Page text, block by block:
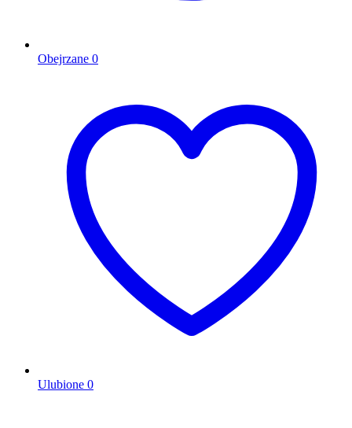
Obejrzane 0
Ulubione 0